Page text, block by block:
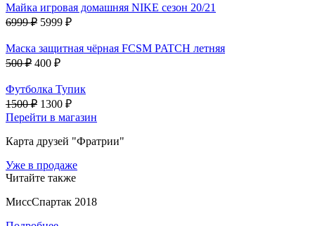
Майка игровая домашняя NIKE сезон 20/21
6999 ₽ 5999 ₽
Маска защитная чёрная FCSM PATCH летняя
500 ₽ 400 ₽
Футболка Тупик
1500 ₽ 1300 ₽
Перейти в магазин
Карта друзей "Фратрии"
Уже в продаже
Читайте также
МиссСпартак 2018